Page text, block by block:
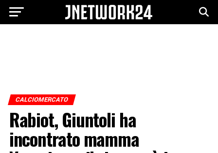
CALCIOMERCATO
Rabiot, Giuntoli ha
incontrato mamma